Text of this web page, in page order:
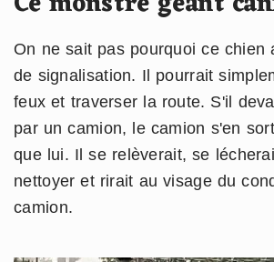
On ne sait pas pourquoi ce chien
de signalisation. Il pourrait
feux et traverser la route. S'il
par un camion, le camion s'en
que lui. Il se relèverait, se
nettoyer et rirait au visage du
camion.